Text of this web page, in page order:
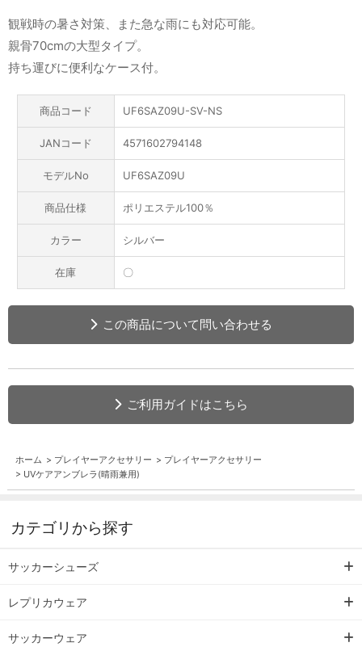
観戦時の暑さ対策、また急な雨にも対応可能。
親骨70cmの大型タイプ。
持ち運びに便利なケース付。
商品コード UF6SAZ09U-SV-NS
JANコード 4571602794148
モデルNo UF6SAZ09U
商品仕様 ポリエステル100％
カラー シルバー
在庫 〇
この商品について問い合わせる
ご利用ガイドはこちら
ホーム > プレイヤーアクセサリー > プレイヤーアクセサリー
> UVケアアンブレラ(晴雨兼用)
カテゴリから探す
サッカーシューズ
レプリカウェア
サッカーウェア